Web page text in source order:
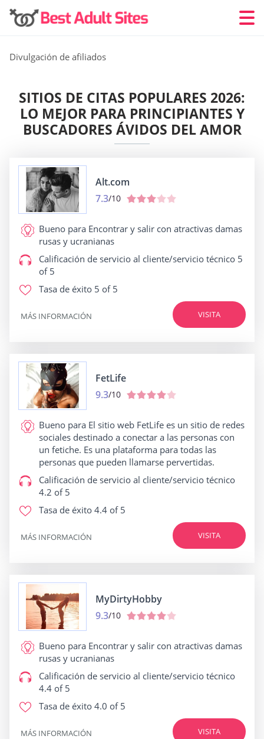
Divulgación de afiliados
SITIOS DE CITAS POPULARES 2026:
LO MEJOR PARA PRINCIPIANTES Y
BUSCADORES ÁVIDOS DEL AMOR
Alt.com
7.3/10
Bueno para Encontrar y salir con atractivas damas
rusas y ucranianas
Calificación de servicio al cliente/servicio técnico 5
of 5
Tasa de éxito 5 of 5
VISITA
MÁS INFORMACIÓN
FetLife
9.3/10
Bueno para El sitio web FetLife es un sitio de redes
sociales destinado a conectar a las personas con
un fetiche. Es una plataforma para todas las
personas que pueden llamarse pervertidas.
Calificación de servicio al cliente/servicio técnico
4.2 of 5
Tasa de éxito 4.4 of 5
VISITA
MÁS INFORMACIÓN
MyDirtyHobby
9.3/10
Bueno para Encontrar y salir con atractivas damas
rusas y ucranianas
Calificación de servicio al cliente/servicio técnico
4.4 of 5
Tasa de éxito 4.0 of 5
VISITA
MÁS INFORMACIÓN